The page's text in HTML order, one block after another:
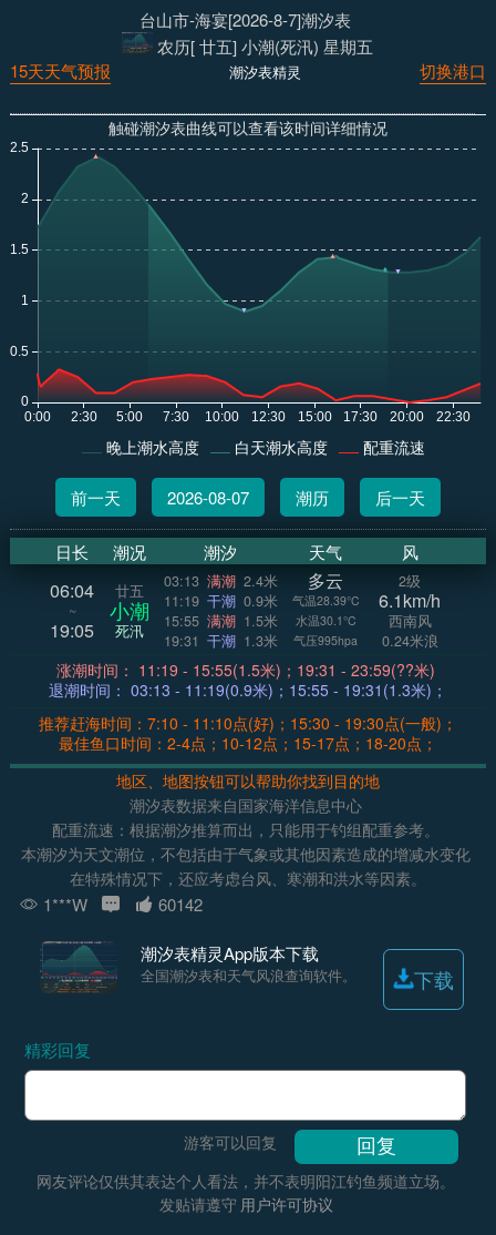
台山市-海宴[2026-8-7]潮汐表
农历[ 廿五] 小潮(死汛) 星期五
切换港口
潮汐表精灵
15天天气预报
触碰潮汐表曲线可以查看该时间详细情况
晚上潮水高度 白天潮水高度 配重流速
前一天 2026-08-07 潮历 后一天
日长 潮况 潮汐 天气 风
06:04
~
19:05
廿五
小潮
死汛
03:13 满潮 2.4米
11:19 干潮 0.9米
15:55 满潮 1.5米
19:31 干潮 1.3米
多云
气温28.39°C
水温30.1°C
气压995hpa
2级
6.1km/h
西南风
0.24米浪
涨潮时间： 11:19 - 15:55(1.5米)；19:31 - 23:59(??米)
退潮时间： 03:13 - 11:19(0.9米)；15:55 - 19:31(1.3米)；
推荐赶海时间：7:10 - 11:10点(好)；15:30 - 19:30点(一般)；
最佳鱼口时间：2-4点；10-12点；15-17点；18-20点；
地区、地图按钮可以帮助你找到目的地
潮汐表数据来自国家海洋信息中心
配重流速：根据潮汐推算而出，只能用于钓组配重参考。
本潮汐为天文潮位，不包括由于气象或其他因素造成的增减水变化
在特殊情况下，还应考虑台风、寒潮和洪水等因素。
1***W 60142
潮汐表精灵App版本下载
全国潮汐表和天气风浪查询软件。 下载
精彩回复
游客可以回复
网友评论仅供其表达个人看法，并不表明阳江钓鱼频道立场。
发贴请遵守 用户许可协议